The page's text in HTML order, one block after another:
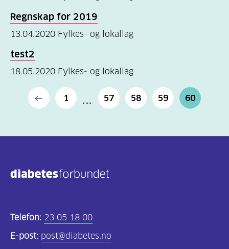
og
oppskrifter
(725)
Tilbud
deg
(316)
Regnskap for 2019
13.04.2020 Fylkes- og lokallag
test2
18.05.2020 Fylkes- og lokallag
1 57 58 59 60
Telefon: 23 05 18 00
E-post: post@diabetes.no